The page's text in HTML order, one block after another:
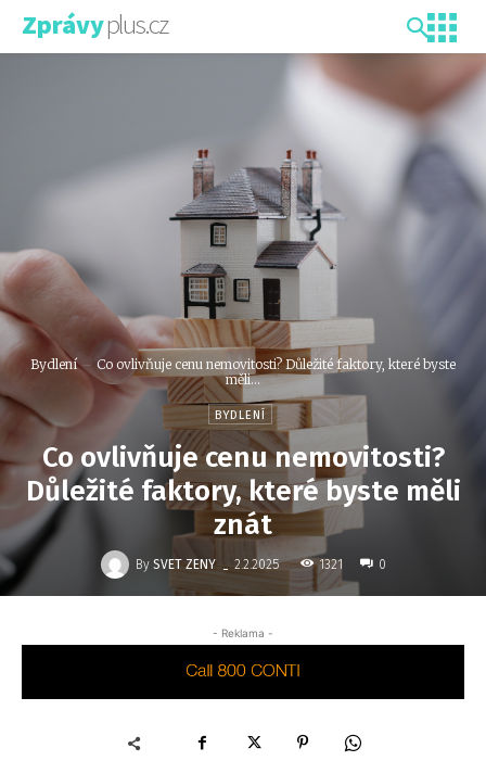
Zprávyplus.cz
Bydlení
Co ovlivňuje cenu nemovitosti? Důležité faktory, které byste
měli...
BYDLENÍ
Co ovlivňuje cenu nemovitosti?
Důležité faktory, které byste měli
znát
By SVET ZENY - 2.2.2025 1321 0
- Reklama -